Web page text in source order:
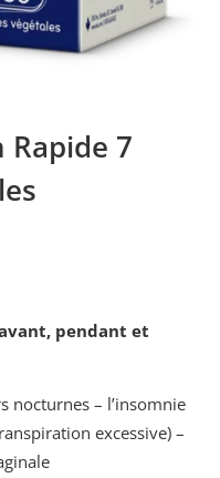
Rapide 7
pendant et
nocturnes – l’insomnie
excessive) –